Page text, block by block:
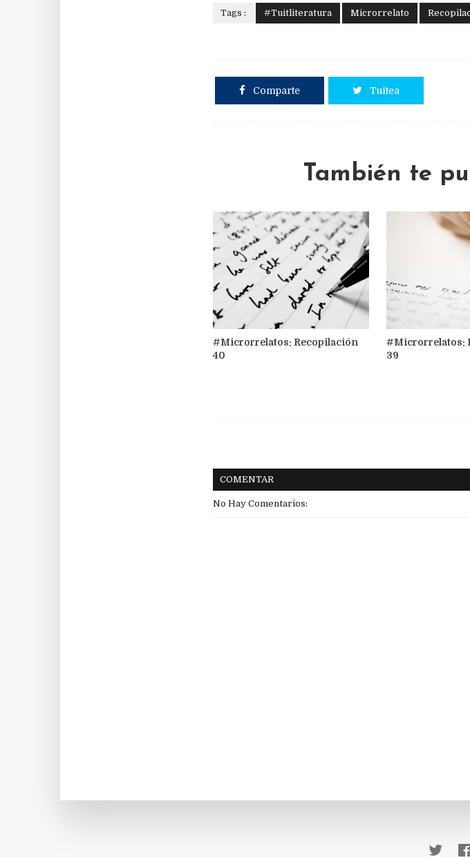
Tags : #Tuitliteratura Microrrelato
Comparte Tuitea
También te
#Microrrelatos: Recopilación
40
#Microrrelatos:
39
COMENTAR
No Hay Comentarios: